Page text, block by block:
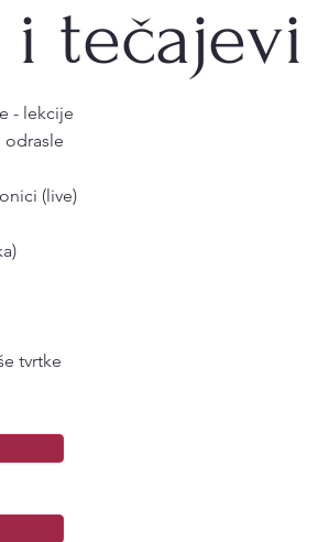
i tečajevi
- lekcije
odrasle
(live)
tvrtke